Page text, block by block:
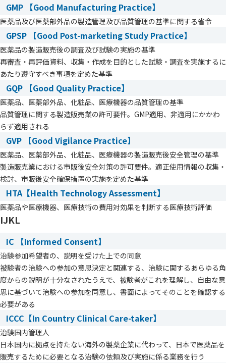
GMP 【Good Manufacturing Practice】
医薬品及び医薬部外品の製造管理及び品質管理の基準に関する省令
GPSP 【Good Post-marketing Study Practice】
医薬品の製造販売後の調査及び試験の実施の基準
再審査・再評価資料、収集・作成を目的とした試験・調査を実施するに
あたり遵守すべき事項を定めた基準
GQP 【Good Quality Practice】
医薬品、医薬部外品、化粧品、医療機器の品質管理の基準
品質管理に関する製造販売業の許可要件。GMP適用、非適用にかかわ
らず適用される
GVP 【Good Vigilance Practice】
医薬品、医薬部外品、化粧品、医療機器の製造販売後安全管理の基準
製造販売業における市販後安全対策の許可要件。適正使用情報の収集・
検討、市販後安全確保措置の実施を定めた基準
HTA【Health Technology Assessment】
医薬品や医療機器、医療技術の費用対効果を判断する医療技術評価
IJKL
IC 【Informed Consent】
治験参加希望者の、説明を受けた上での同意
被験者の治験への参加の意思決定と関連する、治験に関するあらゆる角
度からの説明が十分なされたうえで、被験者がこれを理解し、自由な意
思に基づいて治験への参加を同意し、書面によってそのことを確認する
必要がある
ICCC【In Country Clinical Care-taker】
治験国内管理人
日本国内に拠点を持たない海外の製薬企業に代わって、日本で医薬品を
販売するために必要となる治験の依頼及び実施に係る業務を行う